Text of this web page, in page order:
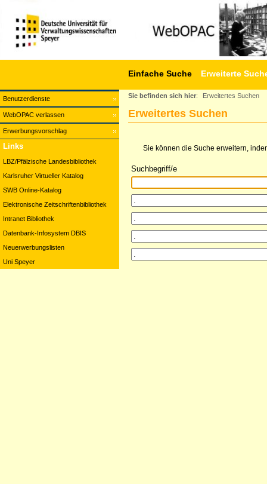
Benutzerdienste
WebOPAC verlassen
Erwerbungsvorschlag
Einfache Suche Erweiterte
Links
LBZ/Pfälzische Landesbibliothek
Karlsruher Virtueller Katalog
SWB Online-Katalog
Elektronische Zeitschriftenbibliothek
Intranet Bibliothek
Datenbank-Infosystem DBIS
Neuerwerbungslisten
Uni Speyer
Sie befinden sich hier: Erweitertes Suchen
Erweitertes Suchen
Sie können die Suche erweitern,
Suchbegriff/e